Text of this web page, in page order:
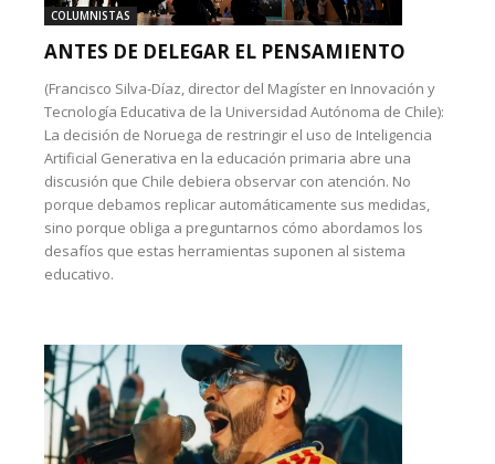
COLUMNISTAS
ANTES DE DELEGAR EL PENSAMIENTO
(Francisco Silva-Díaz, director del Magíster en Innovación y
Tecnología Educativa de la Universidad Autónoma de Chile):
La decisión de Noruega de restringir el uso de Inteligencia
Artificial Generativa en la educación primaria abre una
discusión que Chile debiera observar con atención. No
porque debamos replicar automáticamente sus medidas,
sino porque obliga a preguntarnos cómo abordamos los
desafíos que estas herramientas suponen al sistema
educativo.